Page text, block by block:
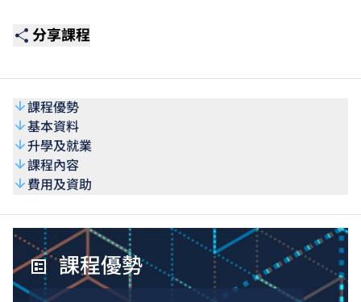
分享課程
課程優勢
基本資料
升學及就業
課程內容
費用及資助
課程優勢